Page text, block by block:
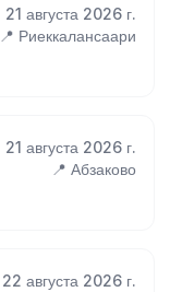
21 августа 2026 г.
📍 Риеккалансаари
21 августа 2026 г.
📍 Абзаково
22 августа 2026 г.